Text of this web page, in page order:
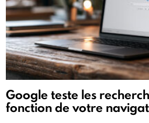
Google teste les
fonction de votre